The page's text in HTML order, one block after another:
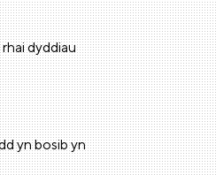
dyddiau
yn bosib yn